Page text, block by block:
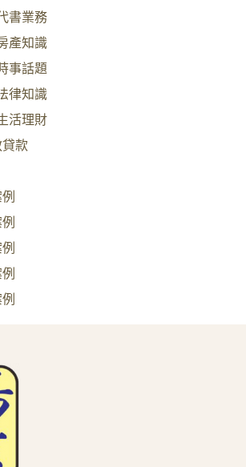
書業務
產知識
事話題
律知識
活理財
款